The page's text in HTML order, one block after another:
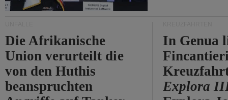
Die Afrikanische
Union verurteilt die
von den Huthis
beanspruchten
In Genua
Explora